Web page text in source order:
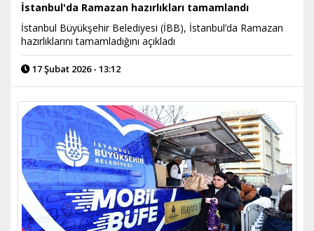
İstanbul'da Ramazan hazırlıkları tamamlandı
İstanbul Büyükşehir Belediyesi (İBB), İstanbul’da Ramazan
hazırlıklarını tamamladığını açıkladı
17 Şubat 2026 - 13:12